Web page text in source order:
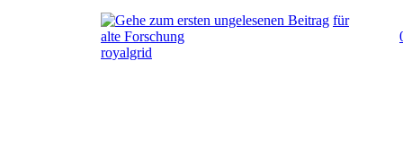
für
alte Forschung
royalgrid